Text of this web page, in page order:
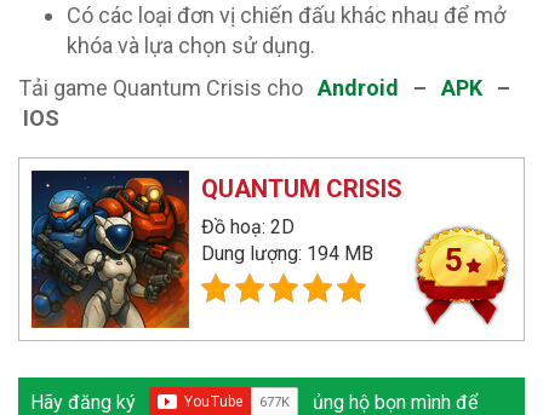
Có các loại đơn vị chiến đấu khác nhau để mở
khóa và lựa chọn sử dụng.
Tải game Quantum Crisis cho Android – APK –
IOS
QUANTUM CRISIS
Đồ hoạ: 2D
Dung lượng: 194 MB
5
Hãy đăng ký
ủng hộ bọn mình để